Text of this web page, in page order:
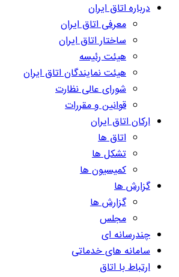
درباره اتاق ایران
معرفی اتاق ایران
ساختار اتاق ایران
هیئت رئیسه
هیئت نمایندگان اتاق ایران
شورای عالی نظارت
قوانین و مقررات
ارکان اتاق ایران
اتاق ها
تشکل ها
کمیسیون ها
گزارش ها
گزارش ها
مجلس
چندرسانه ای
سامانه های خدماتی
ارتباط با اتاق